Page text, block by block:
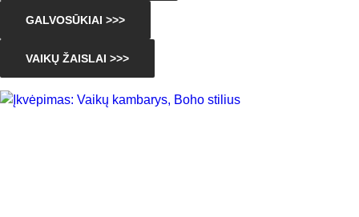
GALVOSŪKIAI >>>
VAIKŲ ŽAISLAI >>>